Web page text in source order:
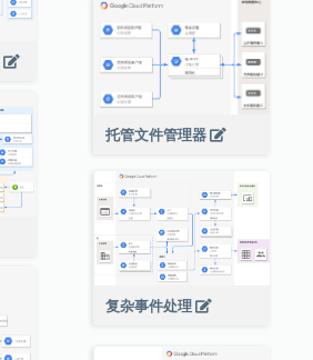
托管文件管理器
复杂事件处理